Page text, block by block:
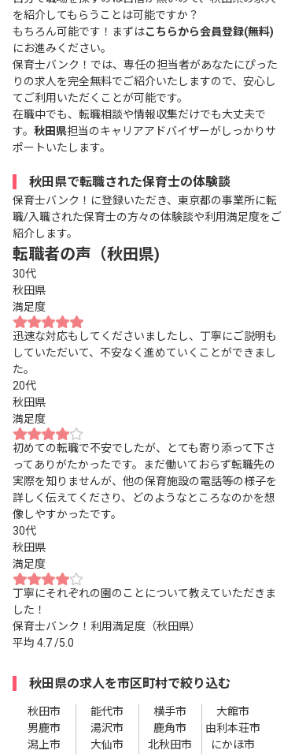
を紹介してもらうことは可能ですか？
もちろん可能です！まずはこちらから会員登録(無料)
にお進みください。
保育士バンク！では、専任の担当者があなたにぴった
りの求人を完全無料でご紹介いたしますので、安心し
てご利用いただくことが可能です。
在職中でも、転職相談や情報収集だけでも大丈夫で
す。 秋田県担当のキャリアアドバイザーがしっかりサ
ポートいたします。
秋田県で転職された保育士の体験談
保育士バンク！に登録いただき、東京都の事業所に転
職/入職された保育士の方々の体験談や利用満足度をご
紹介します。
転職者の声（秋田県)
30代
秋田県
満足度
迅速な対応もしてくださいましたし、丁寧にご説明も
していただいて、不安なく進めていくことができまし
た。
20代
秋田県
満足度
初めての転職で不安でしたが、とても寄り添って下さ
ってありがたかったです。まだ働いておらず転職先の
実際を知りませんが、他の保育施設の電話等の様子を
詳しく伝えてくださり、どのようなところなのかを想
像しやすかったです。
30代
秋田県
満足度
丁寧にそれぞれの園のことについて教えていただきま
した！
保育士バンク！利用満足度（秋田県）
平均 4.7/5.0
秋田県の求人を市区町村で絞り込む
秋田市 能代市 横手市
大館市
男鹿市
湯沢市 鹿角市
由利本荘市
潟上市
大仙市 北秋田市
にかほ市